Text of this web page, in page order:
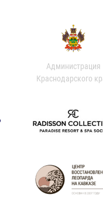
Администрация
Краснодарского